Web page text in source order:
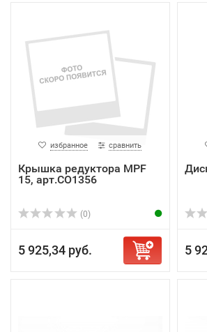
избранное сравнить
Крышка редуктора MPF
15, арт.CO1356
(0)
5 925,34 руб. 5